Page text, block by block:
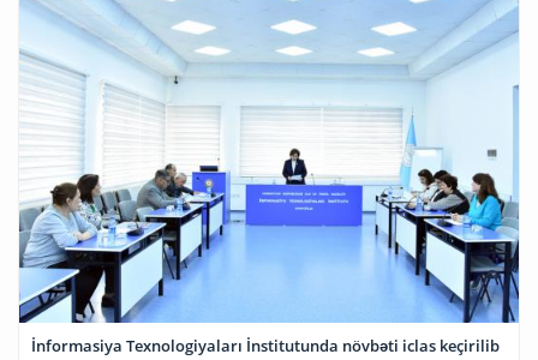
İnformasiya Texnologiyaları İnstitutunda növbəti iclas keçirilib